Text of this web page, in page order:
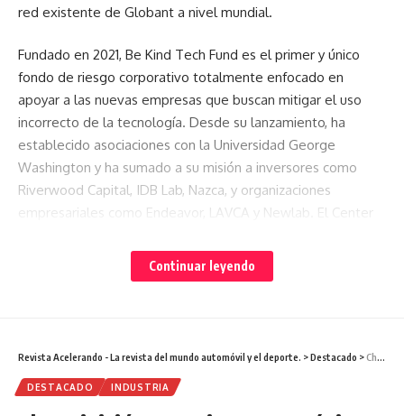
red existente de Globant a nivel mundial.
Fundado en 2021, Be Kind Tech Fund es el primer y único
fondo de riesgo corporativo totalmente enfocado en
apoyar a las nuevas empresas que buscan mitigar el uso
incorrecto de la tecnología. Desde su lanzamiento, ha
establecido asociaciones con la Universidad George
Washington y ha sumado a su misión a inversores como
Riverwood Capital, IDB Lab, Nazca, y organizaciones
empresariales como Endeavor, LAVCA y Newlab. El Center
asesor. Al establecer un ecosistema de organizaciones
afines en sectores influyentes, desde la educación hasta el
Continuar leyendo
Revista Acelerando - La revista del mundo automóvil y el deporte. >Destacado >Chery inició operaciones en México bajo el nombre de Chirey
DESTACADO INDUSTRIA